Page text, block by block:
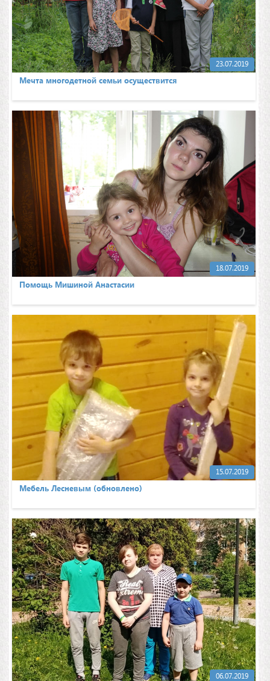
23.07.2019
Мечта многодетной семьи осуществится
18.07.2019
Помощь Мишиной Анастасии
15.07.2019
Мебель Лесневым (обновлено)
06.07.2019